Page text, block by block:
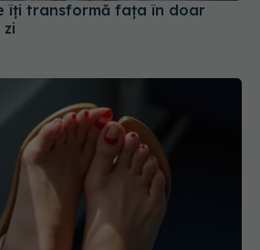
îți transformă fața în doar